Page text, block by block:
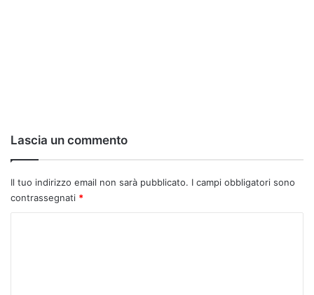
Lascia un commento
Il tuo indirizzo email non sarà pubblicato. I campi obbligatori sono
contrassegnati *